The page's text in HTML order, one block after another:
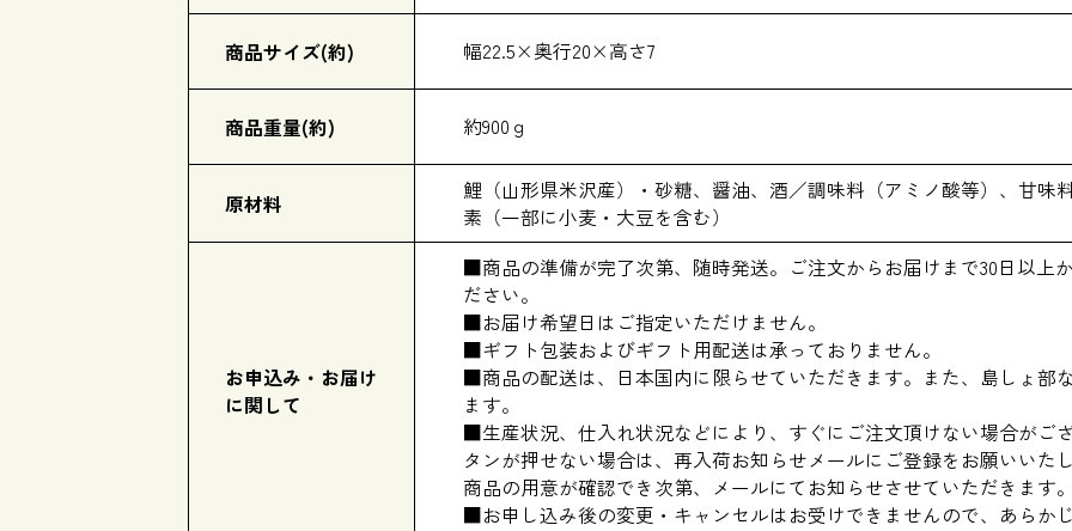
商品サイズ(約) 幅22.5×奥行20×高さ7
商品重量(約) 約900ｇ
原材料
鯉（山形県米沢産）・砂糖、醤油、酒／調味料（アミノ酸等）、甘味
素（一部に小麦・大豆を含む）
お申込み・お届け
に関して
■商品の準備が完了次第、随時発送。ご注文からお届けまで30日以上
ださい。
■お届け希望日はご指定いただけません。
■ギフト包装およびギフト用配送は承っておりません。
■商品の配送は、日本国内に限らせていただきます。また、島しょ部
ます。
■生産状況、仕入れ状況などにより、すぐにご注文頂けない場合が
タンが押せない場合は、再入荷お知らせメールにご登録をお願いいたし
商品の用意が確認でき次第、メールにてお知らせさせていただきます。
■お申し込み後の変更・キャンセルはお受けできませんので、あらか